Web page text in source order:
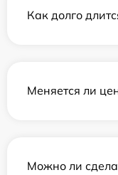
Как долго
Меняется ли
Можно ли